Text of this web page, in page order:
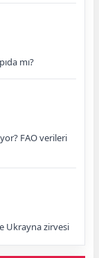
mı?
FAO verileri
Ukrayna zirvesi